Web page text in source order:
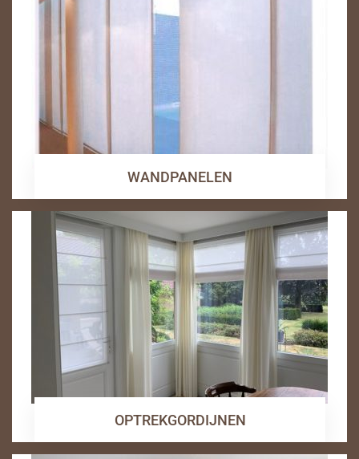
WANDPANELEN
OPTREKGORDIJNEN